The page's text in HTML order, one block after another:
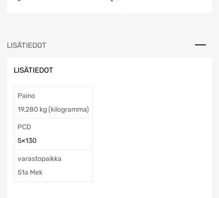
LISÄTIEDOT
LISÄTIEDOT
Paino
19,280 kg (kilogramma)
PCD
5×130
varastopaikka
51a Mek